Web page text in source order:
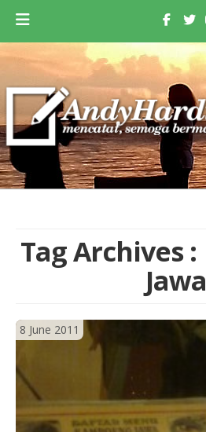
Tag Archives :
Jawa
8 June 2011